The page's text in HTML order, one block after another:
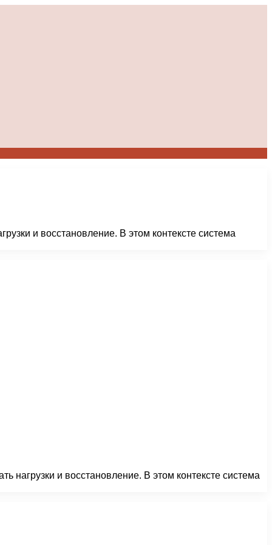
и восстановление. В этом контексте система
нагрузки и восстановление. В этом контексте система